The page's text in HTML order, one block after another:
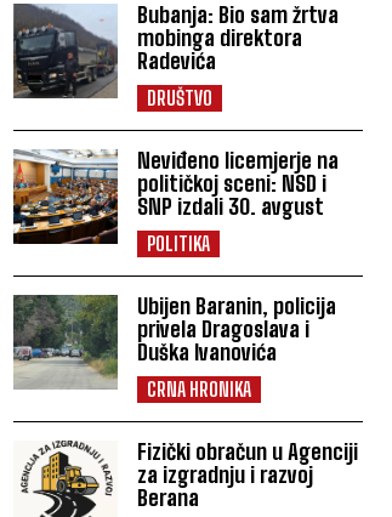
Bubanja: Bio sam žrtva
mobinga direktora
Radevića
DRUŠTVO
Neviđeno licemjerje na
političkoj sceni: NSD i
SNP izdali 30. avgust
POLITIKA
Ubijen Baranin, policija
privela Dragoslava i
Duška Ivanovića
CRNA HRONIKA
Fizički obračun u Agenciji
za izgradnju i razvoj
Berana